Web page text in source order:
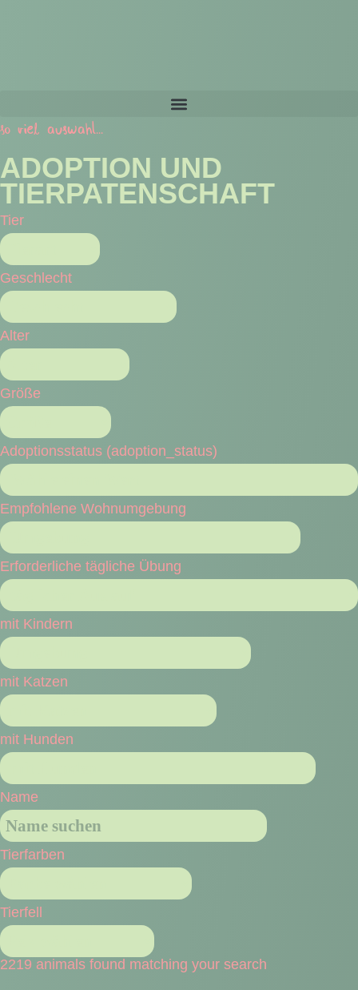
so viel auswahl...
ADOPTION UND
TIERPATENSCHAFT
Tier
Geschlecht
Alter
Größe
Adoptionsstatus (adoption_status)
Empfohlene Wohnumgebung
Erforderliche tägliche Übung
mit Kindern
mit Katzen
mit Hunden
Name
Tierfarben
Tierfell
2219 animals found matching your search